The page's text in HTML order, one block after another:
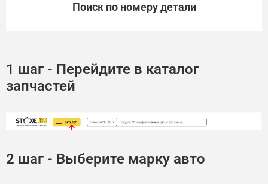
Поиск по номеру детали
1 шаг - Перейдите в каталог
запчастей
2 шаг - Выберите марку авто